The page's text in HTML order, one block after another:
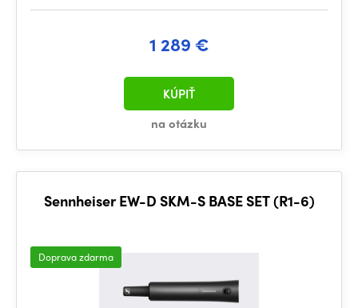
1 289 €
na otázku
KÚPIŤ
Sennheiser EW-D SKM-S BASE SET (R1-6)
Doprava zdarma